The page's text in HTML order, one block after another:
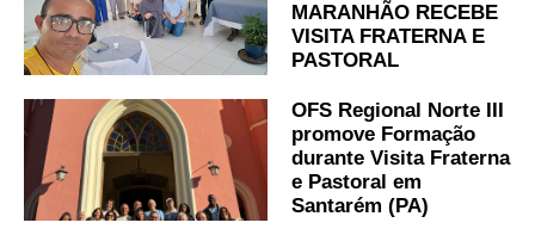
MARANHÃO RECEBE
VISITA FRATERNA E
PASTORAL
OFS Regional Norte III
promove Formação
durante Visita Fraterna
e Pastoral em
Santarém (PA)